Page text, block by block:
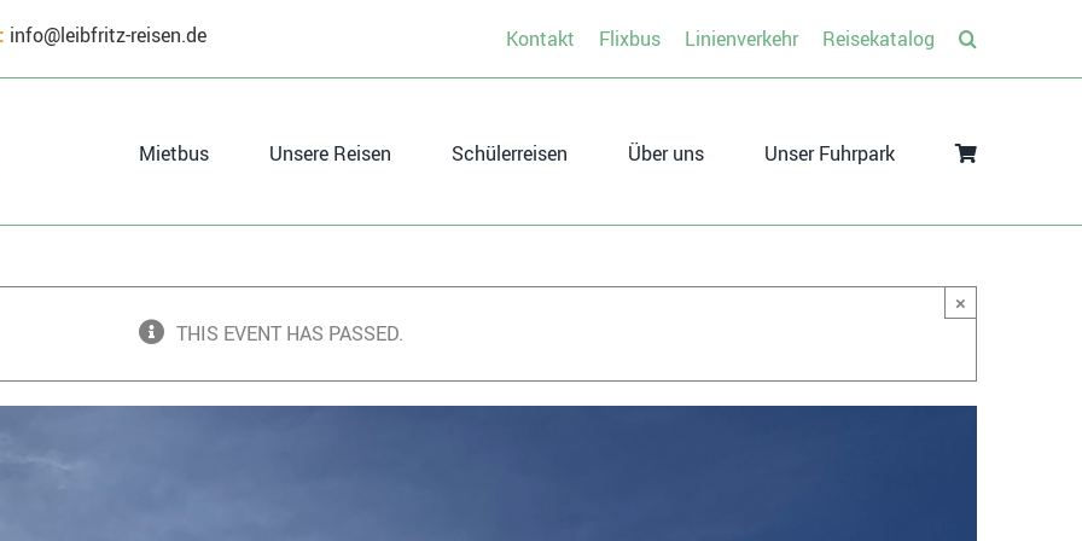
info@leibfritz-reisen.de Kontakt Flixbus Linienverkehr Reisekatalog
Mietbus Unsere Reisen Schülerreisen Über uns Unser Fuhrpark
THIS EVENT HAS PASSED.
×